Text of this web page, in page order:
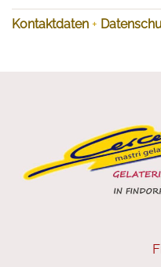
Kontaktdaten +